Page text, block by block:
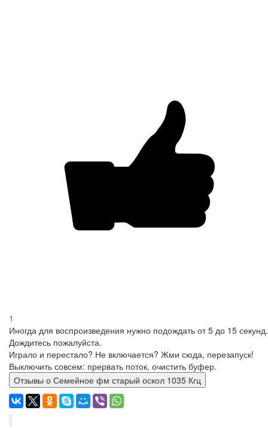
1
Иногда для воспроизведения нужно подождать от 5 до 15 секунд.
Дождитесь пожалуйста.
Играло и перестало? Не включается? Жми сюда, перезапуск!
Выключить совсем: прервать поток, очистить буфер.
Отзывы о Семейное фм старый оскол 1035 Кгц